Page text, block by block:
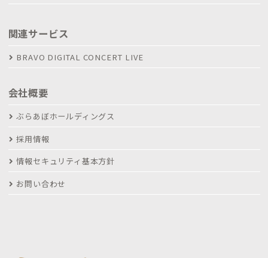
関連サービス
BRAVO DIGITAL CONCERT LIVE
会社概要
ぶらあぼホールディングス
採用情報
情報セキュリティ基本方針
お問い合わせ